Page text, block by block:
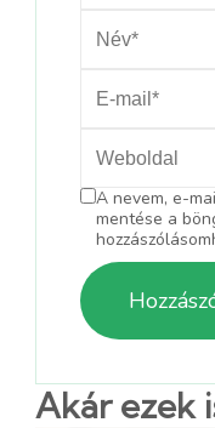
A nevem, e-
mentése a
Akár ezek